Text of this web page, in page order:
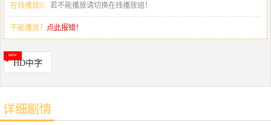
在线播放6： 若不能播放请切换在线播放组！
不能播放？ 点此报错！
HD中字
详细剧情